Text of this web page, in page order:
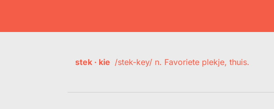
stek · kie /stek-key/ n. Favoriete plekje, thuis.